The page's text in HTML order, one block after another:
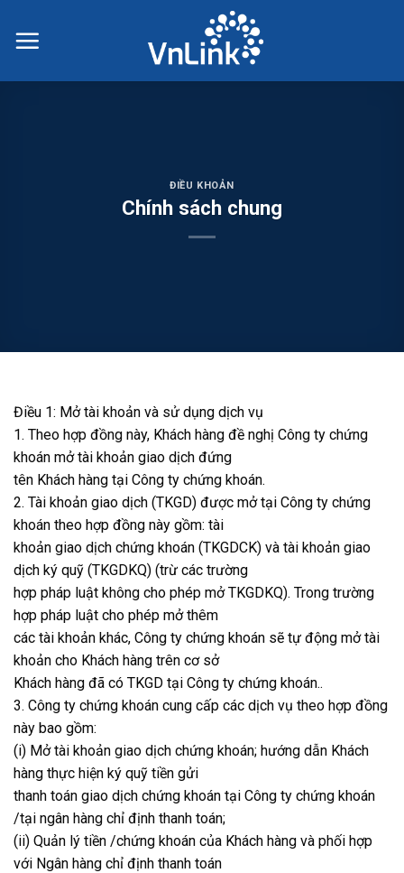
ĐIỀU KHOẢN
Chính sách chung
Điều 1: Mở tài khoản và sử dụng dịch vụ
1. Theo hợp đồng này, Khách hàng đề nghị Công ty chứng
khoán mở tài khoản giao dịch đứng
tên Khách hàng tại Công ty chứng khoán.
2. Tài khoản giao dịch (TKGD) được mở tại Công ty chứng
khoán theo hợp đồng này gồm: tài
khoản giao dịch chứng khoán (TKGDCK) và tài khoản giao
dịch ký quỹ (TKGDKQ) (trừ các trường
hợp pháp luật không cho phép mở TKGDKQ). Trong trường
hợp pháp luật cho phép mở thêm
các tài khoản khác, Công ty chứng khoán sẽ tự động mở tài
khoản cho Khách hàng trên cơ sở
Khách hàng đã có TKGD tại Công ty chứng khoán..
3. Công ty chứng khoán cung cấp các dịch vụ theo hợp đồng
này bao gồm:
(i) Mở tài khoản giao dịch chứng khoán; hướng dẫn Khách
hàng thực hiện ký quỹ tiền gửi
thanh toán giao dịch chứng khoán tại Công ty chứng khoán
/tại ngân hàng chỉ định thanh toán;
(ii) Quản lý tiền /chứng khoán của Khách hàng và phối hợp
với Ngân hàng chỉ định thanh toán